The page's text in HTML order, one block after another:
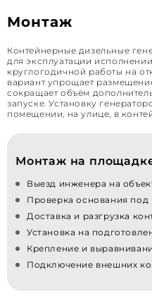
Монтаж
Контейнерные дизельные
для эксплуатации
круглогодичной работы на
вариант упрощает
сокращает объём
запуске. Установку
помещении, на улице, в
Монтаж на
Выезд инженера на
Проверка основания под
Доставка и разгрузка
Установка на
Крепление и
Подключение внешних